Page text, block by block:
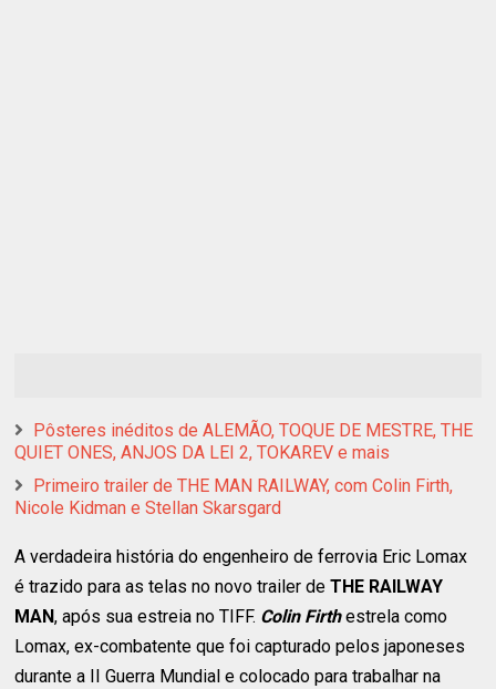
Pôsteres inéditos de ALEMÃO, TOQUE DE MESTRE, THE
QUIET ONES, ANJOS DA LEI 2, TOKAREV e mais
Primeiro trailer de THE MAN RAILWAY, com Colin Firth,
Nicole Kidman e Stellan Skarsgard
A verdadeira história do engenheiro de ferrovia Eric Lomax
é trazido para as telas no novo trailer deTHE RAILWAY
MAN, após sua estreia no TIFF. Colin Firthestrela como
Lomax, ex-combatente que foi capturado pelos japoneses
durante a II Guerra Mundial e colocado para trabalhar na